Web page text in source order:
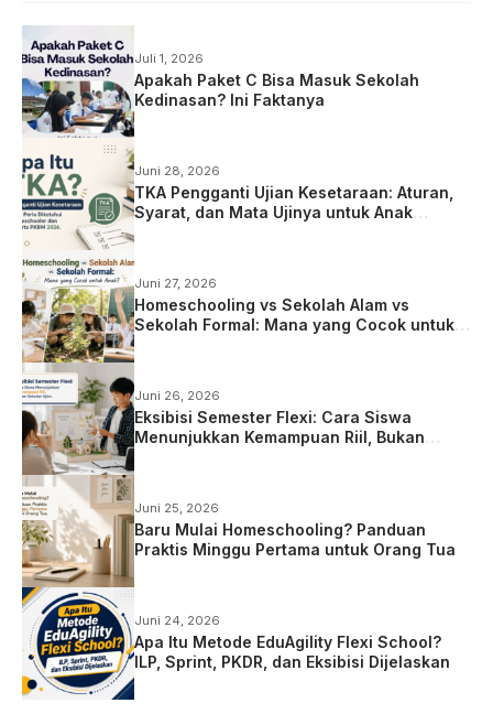
Juli 1, 2026
Apakah Paket C Bisa Masuk Sekolah
Kedinasan? Ini Faktanya
Juni 28, 2026
TKA Pengganti Ujian Kesetaraan: Aturan,
Syarat, dan Mata Ujinya untuk Anak
Juni 27, 2026
Homeschooling vs Sekolah Alam vs
Sekolah Formal: Mana yang Cocok untuk
Juni 26, 2026
Eksibisi Semester Flexi: Cara Siswa
Menunjukkan Kemampuan Riil, Bukan
Juni 25, 2026
Baru Mulai Homeschooling? Panduan
Praktis Minggu Pertama untuk Orang Tua
Juni 24, 2026
Apa Itu Metode EduAgility Flexi School?
ILP, Sprint, PKDR, dan Eksibisi Dijelaskan